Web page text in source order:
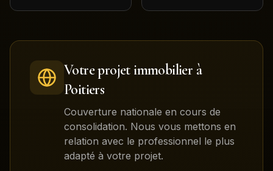
Votre projet immobilier à
Poitiers
Couverture nationale en cours de
consolidation. Nous vous mettons en
relation avec le professionnel le plus
adapté à votre projet.